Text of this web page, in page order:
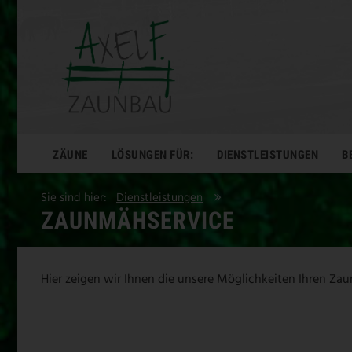
ZÄUNE LÖSUNGEN FÜR: DIENSTLEISTUNGEN
Sie sind hier: Dienstleistungen
ZAUNMÄHSERVICE
Hier zeigen wir Ihnen die unsere Möglichkeiten Ihren